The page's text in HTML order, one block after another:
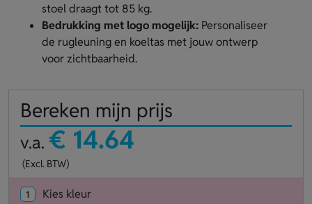
stoel draagt tot 85 kg.
Bedrukking met logo mogelijk: Personaliseer
de rugleuning en koeltas met jouw ontwerp
voor zichtbaarheid.
Bereken mijn prijs
v.a. € 14.64
(Excl. BTW)
1 Kies kleur